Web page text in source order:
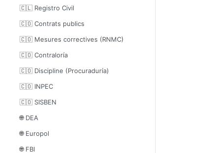
🇨🇱 Registro Civil
🇨🇴 Contrats publics
🇨🇴 Mesures correctives (RNMC)
🇨🇴 Contraloría
🇨🇴 Discipline (Procuraduría)
🇨🇴 INPEC
🇨🇴 SISBEN
🌐 DEA
🌐 Europol
🌐 FBI